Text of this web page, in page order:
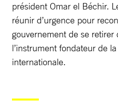
président Omar el Béchir.
réunir d’urgence pour
gouvernement de se retirer
l’instrument fondateur de
internationale.